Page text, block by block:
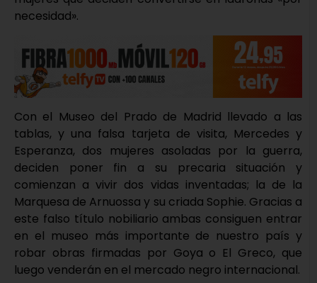
necesidad».
Con el Museo del Prado de Madrid llevado a las
tablas, y una falsa tarjeta de visita, Mercedes y
Esperanza, dos mujeres asoladas por la guerra,
deciden poner fin a su precaria situación y
comienzan a vivir dos vidas inventadas; la de la
Marquesa de Arnuossa y su criada Sophie. Gracias a
este falso título nobiliario ambas consiguen entrar
en el museo más importante de nuestro país y
robar obras firmadas por Goya o El Greco, que
luego venderán en el mercado negro internacional.